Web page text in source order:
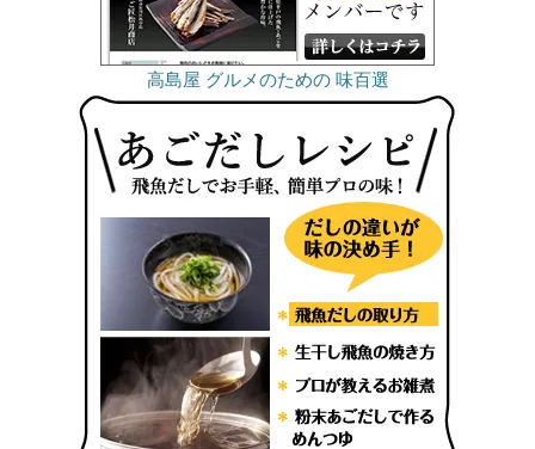
高島屋 グルメのための 味百選